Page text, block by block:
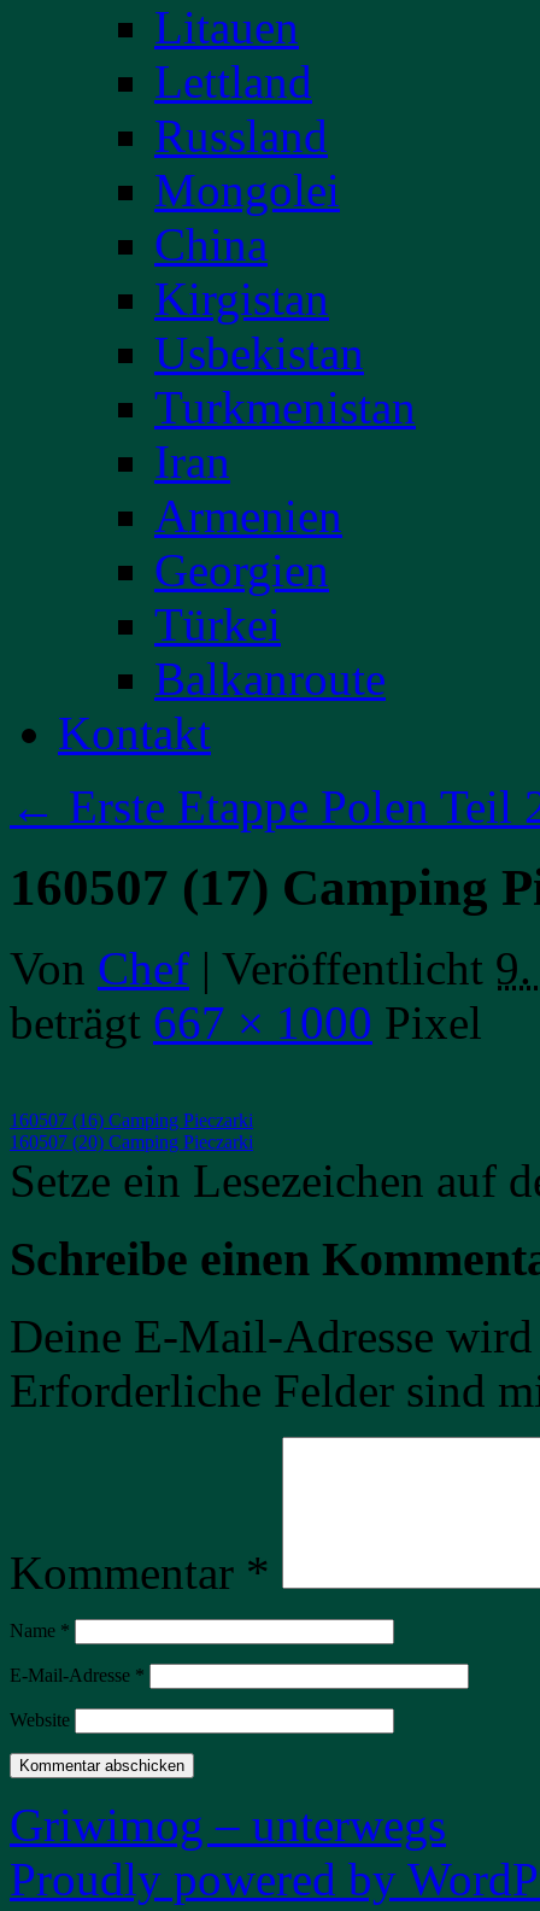
Litauen
Lettland
Russland
Mongolei
China
Kirgistan
Usbekistan
Turkmenistan
Iran
Armenien
Georgien
Türkei
Balkanroute
Kontakt
← Erste Etappe Polen Teil
160507 (17) Camping
Von Chef | Veröffentlicht
beträgt 667 × 1000 Pixel
160507 (16) Camping Pieczarki
160507 (20) Camping Pieczarki
Setze ein Lesezeichen auf
Schreibe einen
Deine E-Mail-Adresse
Erforderliche Felder sind
Kommentar *
Name *
E-Mail-Adresse *
Website
Griwimog – unterwegs
Proudly powered by